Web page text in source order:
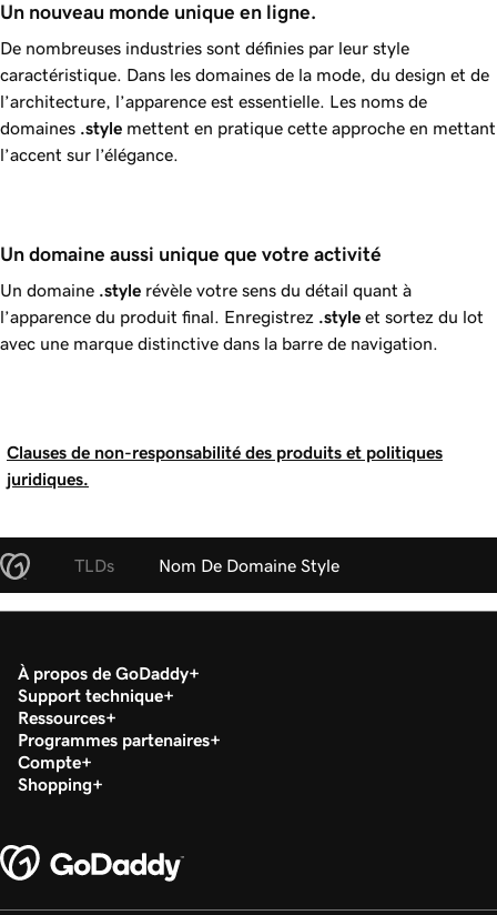
Un nouveau monde unique en ligne.
De nombreuses industries sont définies par leur style
caractéristique. Dans les domaines de la mode, du design et de
l’architecture, l’apparence est essentielle. Les noms de
domaines .style mettent en pratique cette approche en mettant
l’accent sur l’élégance.
Un domaine aussi unique que votre activité
Un domaine .style révèle votre sens du détail quant à
l’apparence du produit final. Enregistrez .style et sortez du lot
avec une marque distinctive dans la barre de navigation.
Clauses de non-responsabilité des produits et politiques
juridiques.
TLDs Nom De Domaine Style
À propos de GoDaddy
Support technique
Ressources
Programmes partenaires
Compte
Shopping